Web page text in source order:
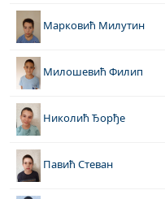
Марковић Милутин
Милошевић Филип
Николић Ђорђе
Павић Стеван